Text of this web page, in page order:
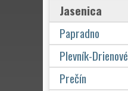
Jasenica
Papradno
Plevník-Drienové
Prečín